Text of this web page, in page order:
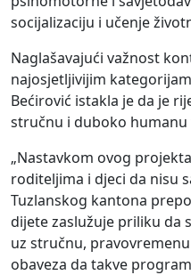
socijalizaciju i učenje
Naglašavajući važnost
najosjetljivijim
Bećirović istakla je da je
stručnu i duboko humanu
„Nastavkom ovog
roditeljima i djeci da nisu
Tuzlanskog kantona
dijete zaslužuje priliku da
uz stručnu,
obaveza da takve